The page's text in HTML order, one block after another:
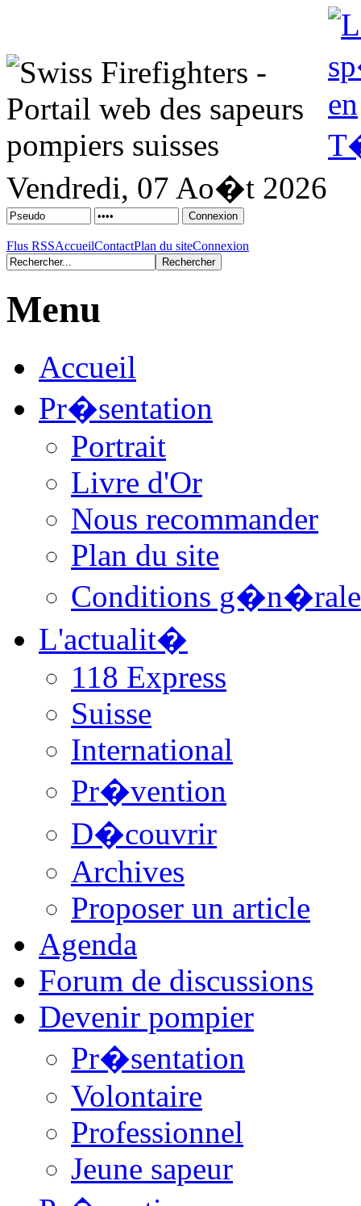
Vendredi, 07 Ao�t 2026
Flus RSSAccueilContactPlan du siteConnexion
Menu
Accueil
Pr�sentation
Portrait
Livre d'Or
Nous recommander
Plan du site
Conditions
L'actualit�
118 Express
Suisse
International
Pr�vention
D�couvrir
Archives
Proposer un article
Agenda
Forum de discussions
Devenir pompier
Pr�sentation
Volontaire
Professionnel
Jeune sapeur